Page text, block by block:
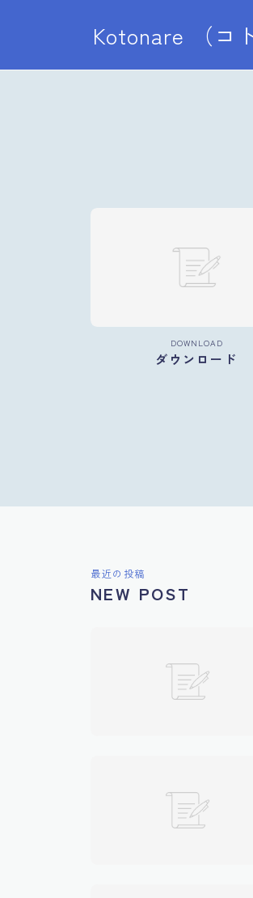
Kotonare （コ
DOWNLOAD
ダウンロード
最近の投稿
NEW POST